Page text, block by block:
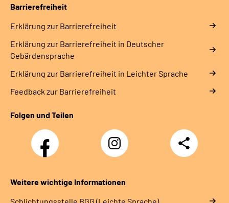
Barrierefreiheit
Erklärung zur Barrierefreiheit
Erklärung zur Barrierefreiheit in Deutscher
Gebärdensprache
Erklärung zur Barrierefreiheit in Leichter Sprache
Feedback zur Barrierefreiheit
Folgen und Teilen
Facebook
Klinik
Sonnenblick
Instagram
Klinik
Sonnenblick
Teilen
Weitere wichtige Informationen